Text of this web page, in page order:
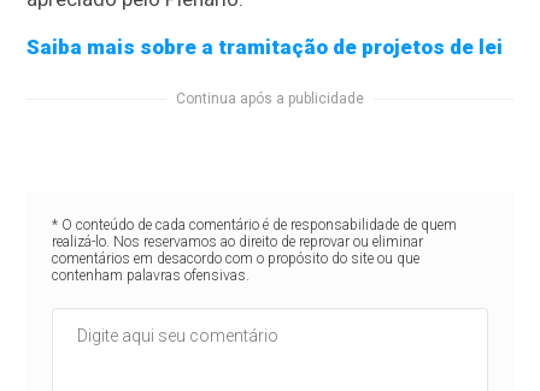
Saiba mais sobre a tramitação de projetos de lei
Continua após a publicidade
* O conteúdo de cada comentário é de responsabilidade de quem
realizá-lo. Nos reservamos ao direito de reprovar ou eliminar
comentários em desacordo com o propósito do site ou que
contenham palavras ofensivas.